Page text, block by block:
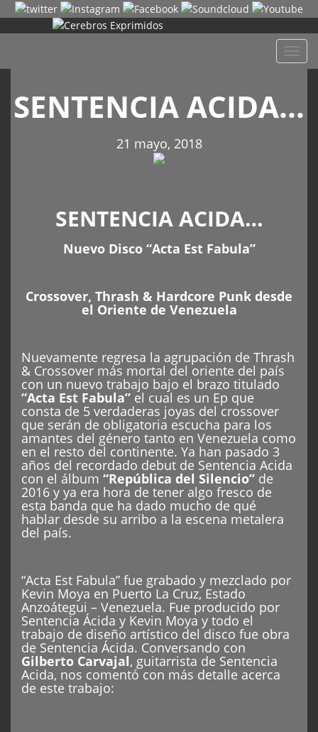
SENTENCIA ACIDA…
21 mayo, 2018
SENTENCIA ACIDA…
Nuevo Disco “Acta Est Fabula”
Crossover, Thrash & Hardcore Punk desde
el Oriente de Venezuela
Nuevamente regresa la agrupación de Thrash
& Crossover más mortal del oriente del país
con un nuevo trabajo bajo el brazo titulado
“Acta Est Fabula” el cual es un Ep que
consta de 5 verdaderas joyas del crossover
que serán de obligatoria escucha para los
amantes del género tanto en Venezuela como
en el resto del continente. Ya han pasado 3
años del recordado debut de Sentencia Acida
con el álbum “República del Silencio” de
2016 y ya era hora de tener algo fresco de
esta banda que ha dado mucho de qué
hablar desde su arribo a la escena metalera
del país.
“Acta Est Fabula” fue grabado y mezclado por
Kevin Moya en Puerto La Cruz, Estado
Anzoátegui – Venezuela. Fue producido por
Sentencia Ácida y Kevin Moya y todo el
trabajo de diseño artístico del disco fue obra
de Sentencia Ácida. Conversando con
Gilberto Carvajal, guitarrista de Sentencia
Acida, nos comentó con más detalle acerca
de este trabajo: